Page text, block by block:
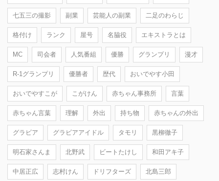
七五三の撮影 副業 芸能人の副業 二足のわらじ
格付け ランク 屋号 名脇役 エキストラとは
MC 司会者 人気番組 優勝 グランプリ 漫才
R-1グランプリ 優勝者 歴代 おいでやす小田
おいでやすこが こがけん 赤ちゃん事務所 言葉
赤ちゃん言葉 理解 外出 持ち物 赤ちゃんの外出
グラビア グラビアアイドル タモリ 黒柳徹子
明石家さんま 北野武 ビートたけし 和田アキ子
中居正広 志村けん ドリフターズ 北島三郎